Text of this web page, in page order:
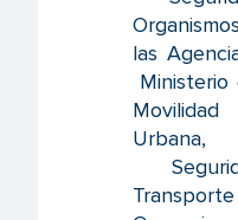
las
Ministerio
Urbana,